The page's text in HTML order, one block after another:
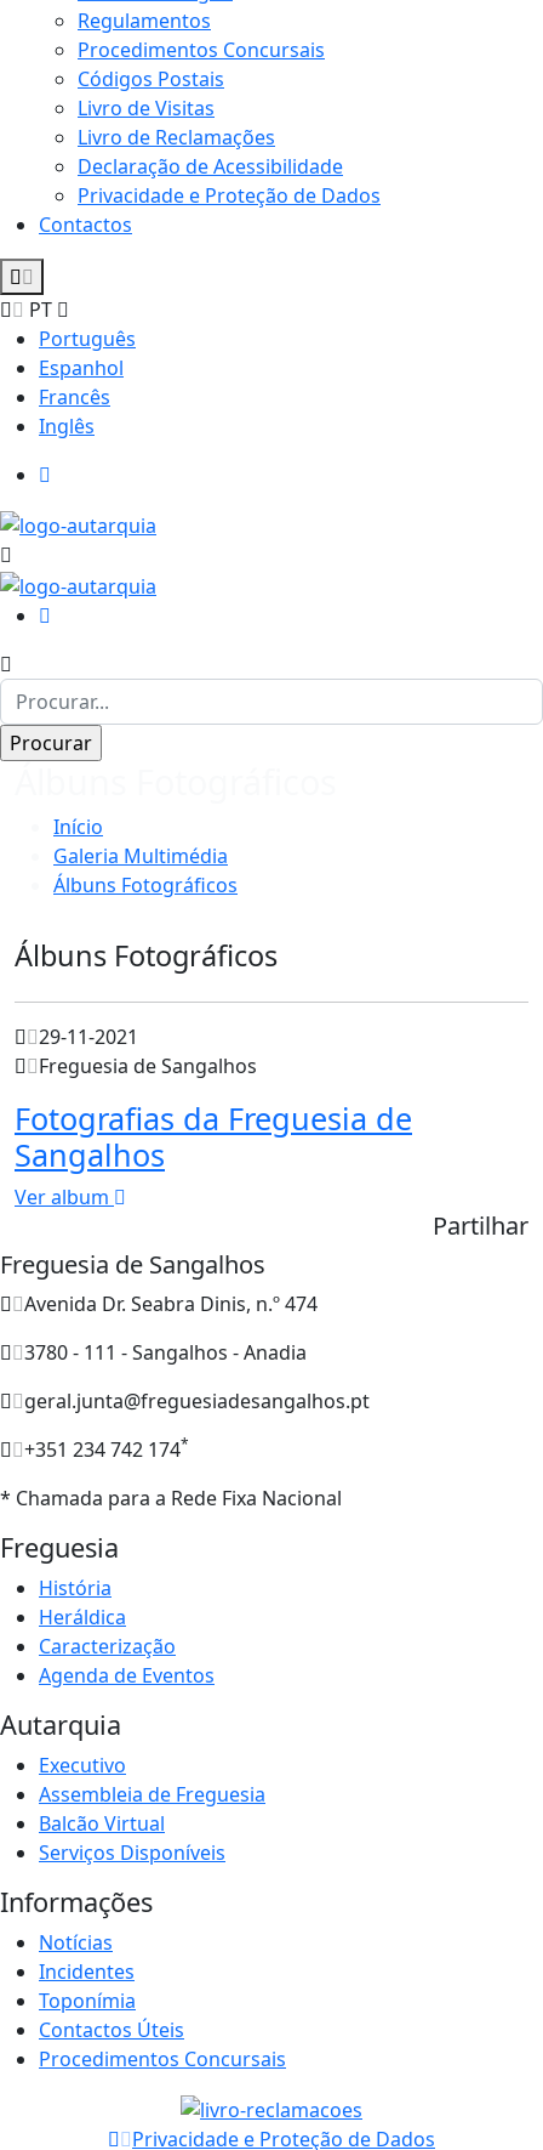
Regulamentos
Procedimentos Concursais
Códigos Postais
Livro de Visitas
Livro de Reclamações
Declaração de Acessibilidade
Privacidade e Proteção de Dados
Contactos
PT
Português
Espanhol
Francês
Inglês
Início
Galeria Multimédia
Álbuns Fotográficos
Álbuns Fotográficos
29-11-2021
Freguesia de Sangalhos
Fotografias da Freguesia de
Sangalhos
Ver album
Partilhar
Freguesia de Sangalhos
Avenida Dr. Seabra Dinis, n.º 474
3780 - 111 - Sangalhos - Anadia
geral.junta@freguesiadesangalhos.pt
+351 234 742 174*
* Chamada para a Rede Fixa Nacional
Freguesia
História
Heráldica
Caracterização
Agenda de Eventos
Autarquia
Executivo
Assembleia de Freguesia
Balcão Virtual
Serviços Disponíveis
Informações
Notícias
Incidentes
Toponímia
Contactos Úteis
Procedimentos Concursais
Privacidade e Proteção de Dados